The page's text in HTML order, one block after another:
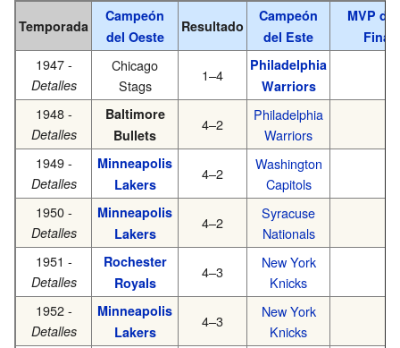
Temporada
Campeón
del Oeste
Resultado
Campeón
del Este
MVP de
Final
1947 -
Detalles
Chicago
Stags
1–4
Philadelphia
Warriors
1948 -
Detalles
Baltimore
Bullets
4–2
Philadelphia
Warriors
1949 -
Detalles
Minneapolis
Lakers
4–2
Washington
Capitols
1950 -
Detalles
Minneapolis
Lakers
4–2
Syracuse
Nationals
1951 -
Detalles
Rochester
Royals
4–3
New York
Knicks
1952 -
Detalles
Minneapolis
Lakers
4–3
New York
Knicks